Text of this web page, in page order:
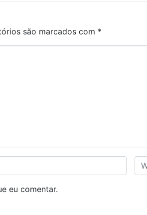
são marcados com *
W
e
eu comentar.